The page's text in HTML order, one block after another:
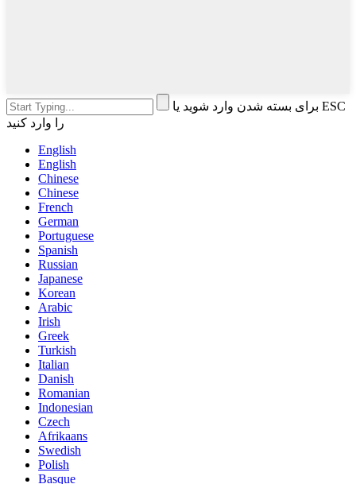
برای بسته شدن وارد شوید یا ESC
را وارد کنید
English
English
Chinese
Chinese
French
German
Portuguese
Spanish
Russian
Japanese
Korean
Arabic
Irish
Greek
Turkish
Italian
Danish
Romanian
Indonesian
Czech
Afrikaans
Swedish
Polish
Basque